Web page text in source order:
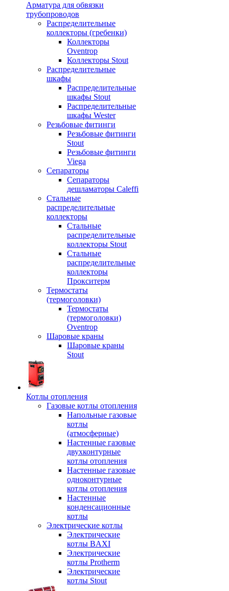
Арматура для обвязки
трубопроводов
Распределительные
коллекторы (гребенки)
Коллекторы
Oventrop
Коллекторы Stout
Распределительные
шкафы
Распределительные
шкафы Stout
Распределительные
шкафы Wester
Резьбовые фитинги
Резьбовые фитинги
Stout
Резьбовые фитинги
Viega
Сепараторы
Сепараторы
дешламаторы Caleffi
Стальные
распределительные
коллекторы
Стальные
распределительные
коллекторы Stout
Стальные
распределительные
коллекторы
Прокситерм
Термостаты
(термоголовки)
Термостаты
(термоголовки)
Oventrop
Шаровые краны
Шаровые краны
Stout
Котлы отопления
Газовые котлы отопления
Напольные газовые
котлы
(атмосферные)
Настенные газовые
двухконтурные
котлы отопления
Настенные газовые
одноконтурные
котлы отопления
Настенные
конденсационные
котлы
Электрические котлы
Электрические
котлы BAXI
Электрические
котлы Protherm
Электрические
котлы Stout